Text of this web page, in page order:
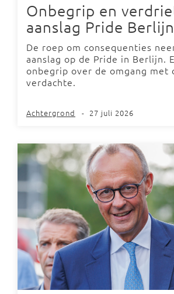
Onbegrip en
aanslag Pride Berlijn
De roep om consequenties
aanslag op de Pride in Berlijn.
onbegrip over de omgang met
verdachte.
Achtergrond - 27 juli 2026